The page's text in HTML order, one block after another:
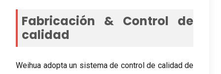
Fabricación & Control de
calidad
Weihua adopta un sistema de control de calidad de